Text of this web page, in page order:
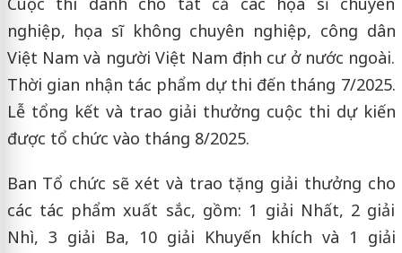
nghiệp, họa sĩ không chuyên nghiệp, công dân
Việt Nam và người Việt Nam định cư ở nước ngoài.
Thời gian nhận tác phẩm dự thi đến tháng 7/2025.
Lễ tổng kết và trao giải thưởng cuộc thi dự kiến
được tổ chức vào tháng 8/2025.
Ban Tổ chức sẽ xét và trao tặng giải thưởng cho
các tác phẩm xuất sắc, gồm: 1 giải Nhất, 2 giải
Nhì, 3 giải Ba, 10 giải Khuyến khích và 1 giải